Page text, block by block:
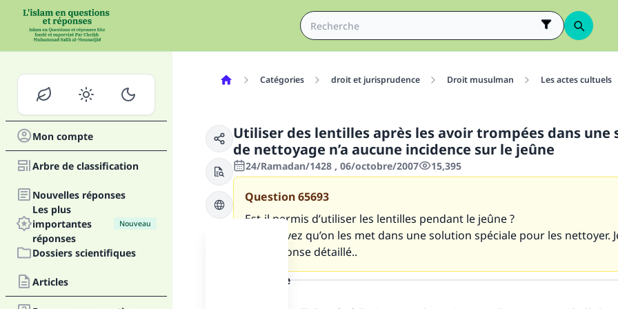
Mon compte
Arbre de classification
Nouvelles réponses
Les plus
importantes
réponses
Nouveau
Dossiers scientifiques
Articles
Catégories droit et jurisprudence Droit musulman Les actes cultuels
Utiliser des lentilles après les avoir trompées dans une
de nettoyage n’a aucune incidence sur le jeûne
24/Ramadan/1428 , 06/octobre/2007 15,395
Question65693
Est-il permis d’utiliser les lentilles pendant le jeûne ?
Vous savez qu’on les met dans une solution spéciale pour les nettoyer.
une réponse détaillé..
la réponse